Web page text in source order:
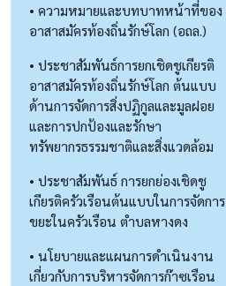
• ความหมายและบทบาทหน้าที่ของ
อาสาสมัครท้องถิ่นรักษ์โลก (อถล.)
• ประชาสัมพันธ์การยกเชิดชูเกียรติ
อาสาสมัครท้องถิ่นรักษ์โลก ต้นแบบ
ด้านการจัดการสิ่งปฏิกูลและมูลฝอย
และการปกป้องและรักษา
ทรัพยากรธรรมชาติและสิ่งแวดล้อม
• ประชาสัมพันธ์ การยกย่องเชิดชู
เกียรติครัวเรือนต้นแบบในการจัดการ
ขยะในครัวเรือน ตำบลหางดง
• นโยบายและแผนการดำเนินงาน
เกี่ยวกับการบริหารจัดการก๊าซเรือน